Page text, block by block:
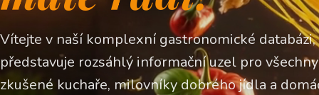
Vítejte v naší komplexní gastronomické
představuje rozsáhlý informační uzel pro
zkušené kuchaře, milovníky dobrého jídla a